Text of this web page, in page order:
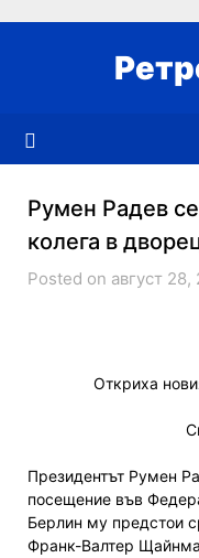
Румен Радев
колега в
Posted on август 28,
Откриха
Президентът Румен
посещение във
Берлин му предстои
Франк-Валтер